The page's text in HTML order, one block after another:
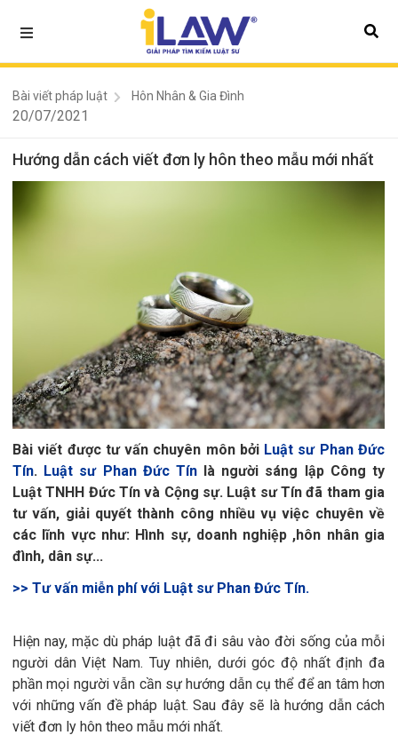
Bài viết pháp luật Hôn Nhân & Gia Đình
20/07/2021
Hướng dẫn cách viết đơn ly hôn theo mẫu mới nhất
Bài viết được tư vấn chuyên môn bởi Luật sư Phan Đức
Tín. Luật sư Phan Đức Tínlà người sáng lập Công ty
Luật TNHH Đức Tín và Cộng sự. Luật sư Tín đã tham gia
tư vấn, giải quyết thành công nhiều vụ việc chuyên về
các lĩnh vực như: Hình sự, doanh nghiệp ,hôn nhân gia
đình, dân sự...
>> Tư vấn miễn phí với Luật sư Phan Đức Tín.
Hiện nay, mặc dù pháp luật đã đi sâu vào đời sống của mỗi
người dân Việt Nam. Tuy nhiên, dưới góc độ nhất định đa
phần mọi người vẫn cần sự hướng dẫn cụ thể để an tâm hơn
với những vấn đề pháp luật. Sau đây sẽ là hướng dẫn cách
viết đơn ly hôn theo mẫu mới nhất.